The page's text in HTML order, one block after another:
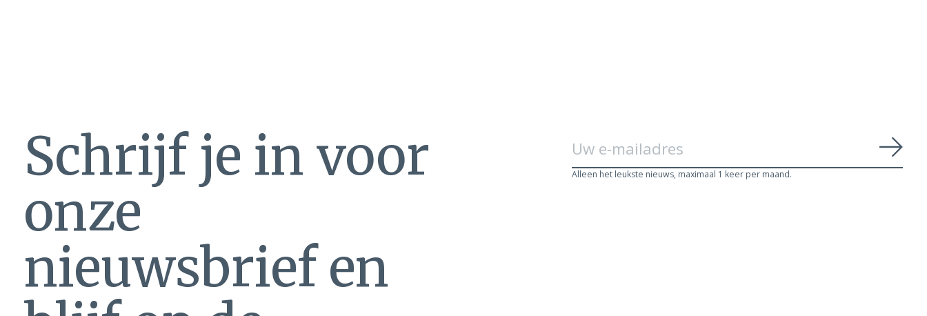
Schrijf je in voor
onze
nieuwsbrief en
Alleen het leukste nieuws, maximaal 1 keer per maand.